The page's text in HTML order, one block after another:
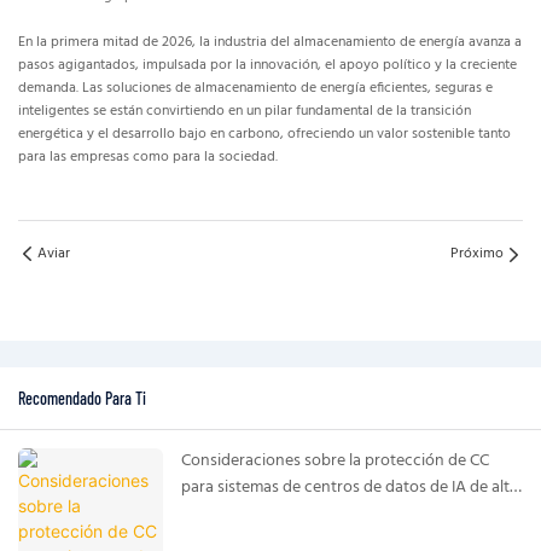
En la primera mitad de 2026, la industria del almacenamiento de energía avanza a
pasos agigantados, impulsada por la innovación, el apoyo político y la creciente
demanda. Las soluciones de almacenamiento de energía eficientes, seguras e
inteligentes se están convirtiendo en un pilar fundamental de la transición
energética y el desarrollo bajo en carbono, ofreciendo un valor sostenible tanto
para las empresas como para la sociedad.
Aviar Próximo
Recomendado Para Ti
Consideraciones sobre la protección de CC
para sistemas de centros de datos de IA de alta